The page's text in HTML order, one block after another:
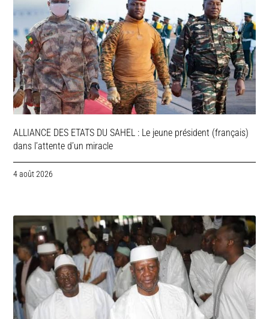
ALLIANCE DES ETATS DU SAHEL : Le jeune président (français)
dans l’attente d’un miracle
4 août 2026